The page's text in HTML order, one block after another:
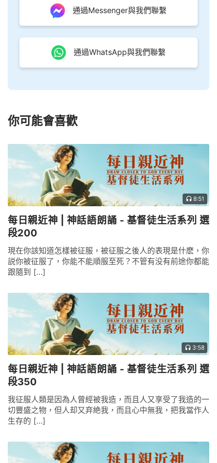
——《話・卷三 末世
座談紀要・怎樣分辨保羅
的本性實質》
通過Messenger與我們聯繫
通過WhatsApp與我們聯繫
你可能會喜歡
8:51
每日親近神 | 神話語朗誦 - 基督徒生活系列 選
段200
現在你該知道怎樣被征服，被征服之後人的表現是什麽，你
説你被征服了，你能不能順服至死？不管有没有前途你都能
跟隨到 […]
3:58
每日親近神 | 神話語朗誦 - 基督徒生活系列 選
段350
我征服人類是因為人曾經被我造，而且人又享受了我造的一
切豐盛之物，但人却又弃絶我，而且心中無我，把我當作人
生存的 […]